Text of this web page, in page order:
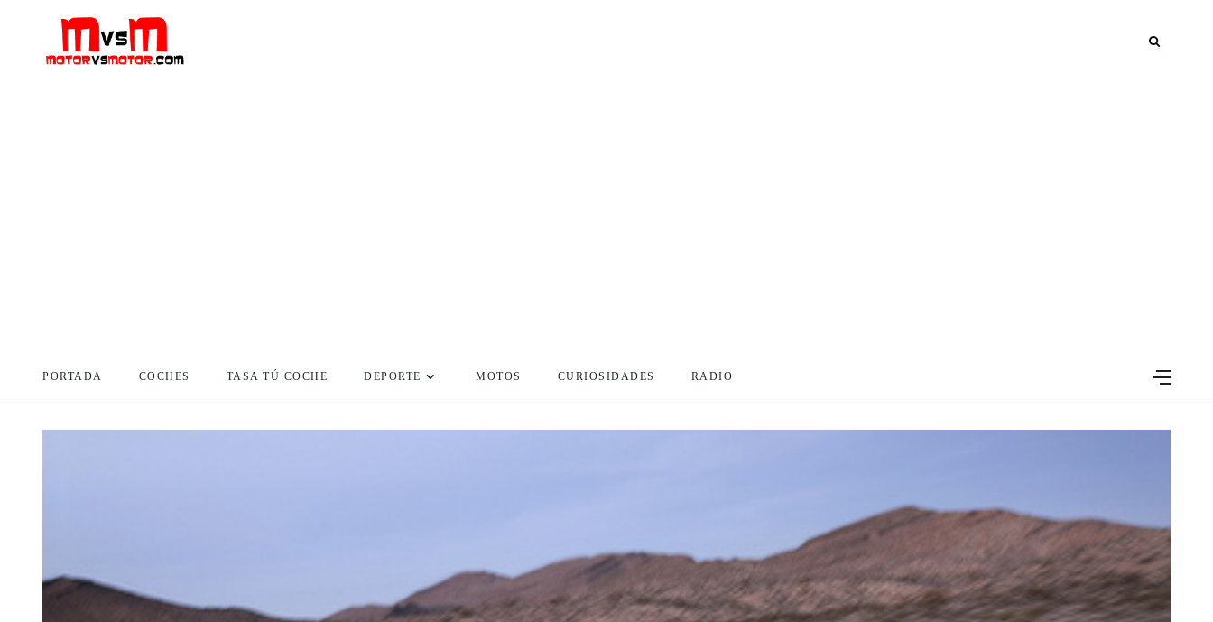
PORTADA COCHES TASA TÚ COCHE DEPORTE MOTOS CURIOSIDADES RADIO